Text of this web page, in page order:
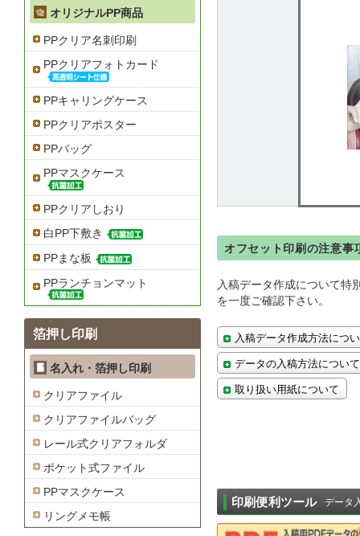
オフセット印刷の注意事
入稿データ作成について特
を一度ご確認下さい。
入稿データ作成方法につ
データの入稿方法について
取り扱い用紙について
印刷便利ツール データ
オリジナルPP商品
PPクリア名刺印刷
PPクリアフォトカード
PPキャリングケース
PPクリアポスター
PPバッグ
PPマスクケース
PPクリアしおり
白PP下敷き
PPまな板
PPランチョンマット
箔押し印刷
名入れ・箔押し印刷
クリアファイル
クリアファイルバッグ
レール式クリアフォルダ
ポケット式ファイル
PPマスクケース
リングメモ帳